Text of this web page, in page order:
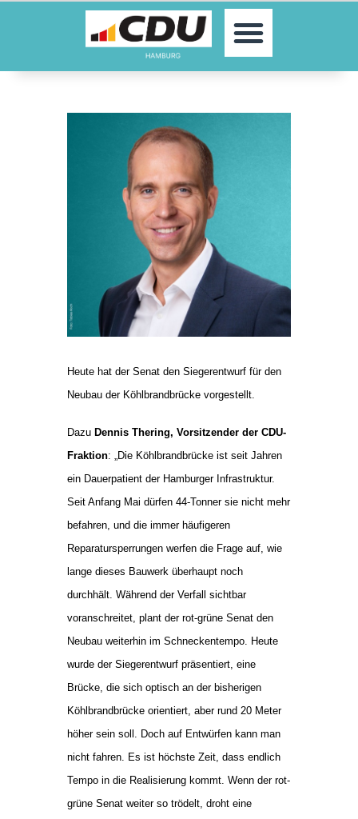
MOIN!
AKTUELLES
PARLAMENTE
KONTAKT
SPENDEN
MITGLIED WERDEN!
Heute hat der Senat den Siegerentwurf für den
Neubau der Köhlbrandbrücke vorgestellt.
Dazu Dennis Thering, Vorsitzender der CDU-
Fraktion: „Die Köhlbrandbrücke ist seit Jahren
ein Dauerpatient der Hamburger Infrastruktur.
Seit Anfang Mai dürfen 44‑Tonner sie nicht mehr
befahren, und die immer häufigeren
Reparatursperrungen werfen die Frage auf, wie
lange dieses Bauwerk überhaupt noch
durchhält. Während der Verfall sichtbar
voranschreitet, plant der rot‑grüne Senat den
Neubau weiterhin im Schneckentempo. Heute
wurde der Siegerentwurf präsentiert, eine
Brücke, die sich optisch an der bisherigen
Köhlbrandbrücke orientiert, aber rund 20 Meter
höher sein soll. Doch auf Entwürfen kann man
nicht fahren. Es ist höchste Zeit, dass endlich
Tempo in die Realisierung kommt. Wenn der rot-
grüne Senat weiter so trödelt, droht eine